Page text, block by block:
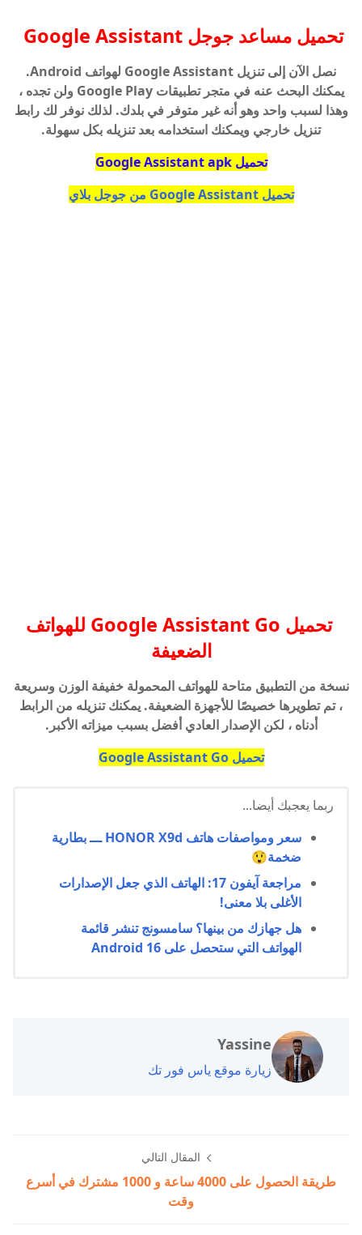
تحميل مساعد جوجل Google Assistant
نصل الآن إلى تنزيل Google Assistant لهواتف Android.
يمكنك البحث عنه في متجر تطبيقات Google Play ولن تجده ،
وهذا لسبب واحد وهو أنه غير متوفر في بلدك. لذلك نوفر لك رابط
تنزيل خارجي ويمكنك استخدامه بعد تنزيله بكل سهولة.
تحميلGoogle Assistant apk
تحميلGoogle Assistant من جوجل بلاي
تحميل Google Assistant Go للهواتف
الضعيفة
نسخة من التطبيق متاحة للهواتف المحمولة خفيفة الوزن وسريعة
، تم تطويرها خصيصًا للأجهزة الضعيفة. يمكنك تنزيله من الرابط
أدناه ، لكن الإصدار العادي أفضل بسبب ميزاته الأكبر.
تحميلGoogle Assistant Go
ربما يعجبك أيضا...
سعر ومواصفات هاتف HONOR X9d ـــ بطارية
ضخمة😲
مراجعة آيفون 17: الهاتف الذي جعل الإصدارات
الأغلى بلا معنى!
هل جهازك من بينها؟ سامسونج تنشر قائمة
الهواتف التي ستحصل على Android 16
Yassine
زيارة موقع ياس فور تك
المقال التالي
طريقة الحصول على 4000 ساعة و 1000 مشترك في أسرع
وقت